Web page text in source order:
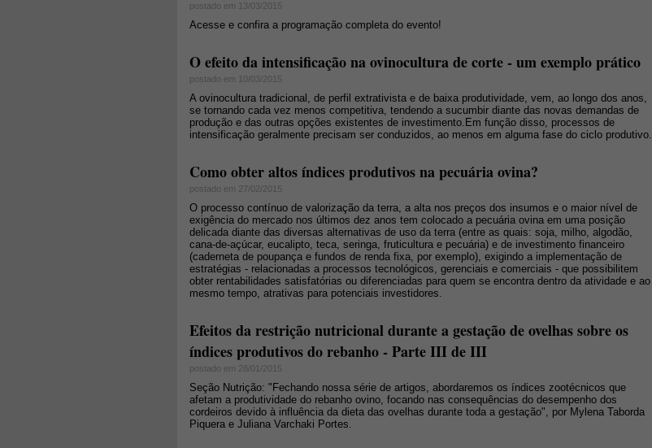
postado em 13/03/2015
Acesse e confira a programação completa do evento!
O efeito da intensificação na ovinocultura de corte - um exemplo prático
postado em 10/03/2015
A ovinocultura tradicional, de perfil extrativista e de baixa produtividade, vem, ao longo dos anos,
se tornando cada vez menos competitiva, tendendo a sucumbir diante das novas demandas de
produção e das outras opções existentes de investimento.Em função disso, processos de
intensificação geralmente precisam ser conduzidos, ao menos em alguma fase do ciclo produtivo.
Como obter altos índices produtivos na pecuária ovina?
postado em 27/02/2015
O processo contínuo de valorização da terra, a alta nos preços dos insumos e o maior nível de
exigência do mercado nos últimos dez anos tem colocado a pecuária ovina em uma posição
delicada diante das diversas alternativas de uso da terra (entre as quais: soja, milho, algodão,
cana-de-açúcar, eucalipto, teca, seringa, fruticultura e pecuária) e de investimento financeiro
(caderneta de poupança e fundos de renda fixa, por exemplo), exigindo a implementação de
estratégias - relacionadas a processos tecnológicos, gerenciais e comerciais - que possibilitem
obter rentabilidades satisfatórias ou diferenciadas para quem se encontra dentro da atividade e ao
mesmo tempo, atrativas para potenciais investidores.
Efeitos da restrição nutricional durante a gestação de ovelhas sobre os
índices produtivos do rebanho - Parte III de III
postado em 28/01/2015
Seção Nutrição: "Fechando nossa série de artigos, abordaremos os índices zootécnicos que
afetam a produtividade do rebanho ovino, focando nas consequências do desempenho dos
cordeiros devido à influência da dieta das ovelhas durante toda a gestação", por Mylena Taborda
Piquera e Juliana Varchaki Portes.